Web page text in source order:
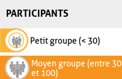
PARTICIPANTS
Petit groupe (< 30)
Moyen groupe (entre 30
et 100)